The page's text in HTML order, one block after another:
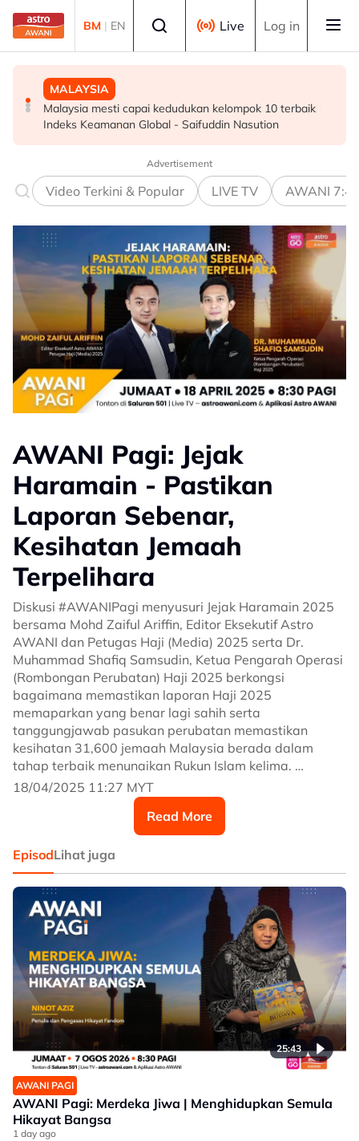
Skip to main content
BM | EN Live Log in
MALAYSIA
Malaysia mesti capai kedudukan kelompok 10 terbaik
Indeks Keamanan Global - Saifuddin Nasution
MALAYSIA
GALERI PETRONAS berpindah ke Ombak KLCC, dibuka
sepenuhnya menjelang penghujung 2027
HIBURAN
M. Nasir pilih Aliff Aziz, Melinda Dadew hidupkan kisah
Mansur & Liu
Advertisement
Video Terkini & Popular LIVE TV AWANI
AWANI Pagi: Jejak
Haramain - Pastikan
Laporan Sebenar,
Kesihatan Jemaah
Terpelihara
Diskusi #AWANIPagi menyusuri Jejak Haramain 2025
bersama Mohd Zaiful Ariffin, Editor Eksekutif Astro
AWANI dan Petugas Haji (Media) 2025 serta Dr.
Muhammad Shafiq Samsudin, Ketua Pengarah Operasi
(Rombongan Perubatan) Haji 2025 berkongsi
bagaimana memastikan laporan Haji 2025
memaparkan yang benar lagi sahih serta
tanggungjawab pasukan perubatan memastikan
kesihatan 31,600 jemaah Malaysia berada dalam
tahap terbaik menunaikan Rukun Islam kelima.
18/04/2025 11:27 MYT
Read More
EpisodLihat juga
25:43
AWANI PAGI
AWANI Pagi: Merdeka Jiwa | Menghidupkan Semula
Hikayat Bangsa
1 day ago